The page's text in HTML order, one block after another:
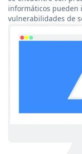
informáticos pueden
vulnerabilidades de